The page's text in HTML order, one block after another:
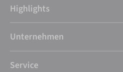
Highlights
Unternehmen
Service